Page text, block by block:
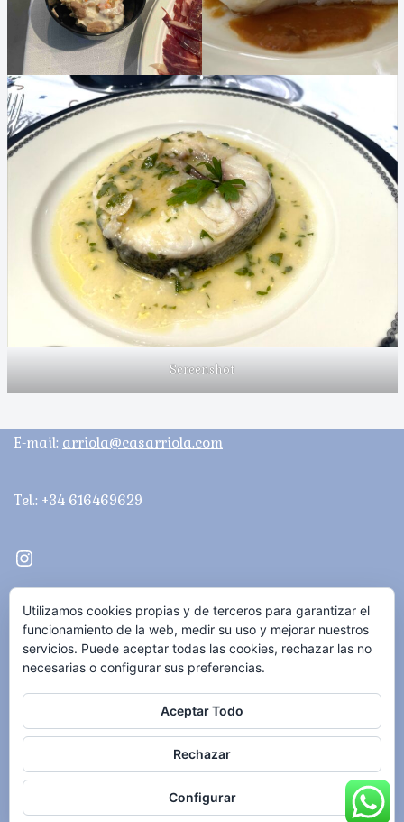
Screenshot
E-mail: arriola@casarriola.com
Tel.: +34 616469629
Carta
Galería
Política de privacidad Casa Arriola
Política de cookies
Utilizamos cookies propias y de terceros para garantizar el
funcionamiento de la web, medir su uso y mejorar nuestros
servicios. Puede aceptar todas las cookies, rechazar las no
necesarias o configurar sus preferencias.
Aceptar Todo
Rechazar
Configurar